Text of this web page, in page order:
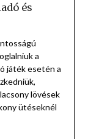
és
a
játék esetén a
lövések
ütéseknél